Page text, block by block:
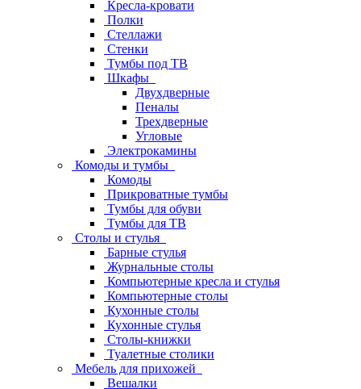
Кресла-кровати
Полки
Стеллажи
Стенки
Тумбы под ТВ
Шкафы
Двухдверные
Пеналы
Трехдверные
Угловые
Электрокамины
Комоды и тумбы
Комоды
Прикроватные тумбы
Тумбы для обуви
Тумбы для ТВ
Столы и стулья
Барные стулья
Журнальные столы
Компьютерные кресла и стулья
Компьютерные столы
Кухонные столы
Кухонные стулья
Столы-книжки
Туалетные столики
Мебель для прихожей
Вешалки